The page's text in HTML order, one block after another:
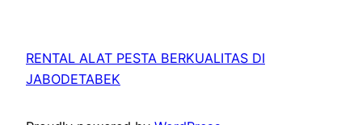
RENTAL ALAT PESTA BERKUALITAS DI
JABODETABEK